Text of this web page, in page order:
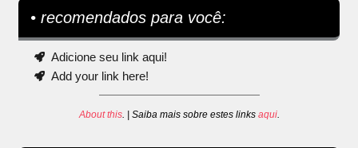
• recomendados para você:
Adicione seu link aqui!
Add your link here!
About this. | Saiba mais sobre estes links aqui.